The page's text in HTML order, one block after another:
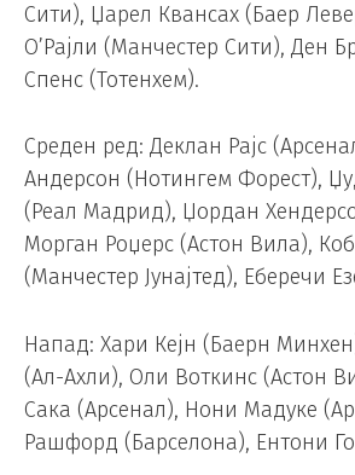
Сити), Џарел Квансах (Баер
О’Рајли (Манчестер Сити), Ден
Спенс (Тотенхем).
Среден ред: Деклан Рајс
Андерсон (Нотингем Форест),
(Реал Мадрид), Џордан
Морган Роџерс (Астон Вила),
(Манчестер Јунајтед), Еберечи
Напад: Хари Кејн (Баерн
(Ал-Ахли), Оли Воткинс (Астон
Сака (Арсенал), Нони Мадуке
Рашфорд (Барселона), Ентони